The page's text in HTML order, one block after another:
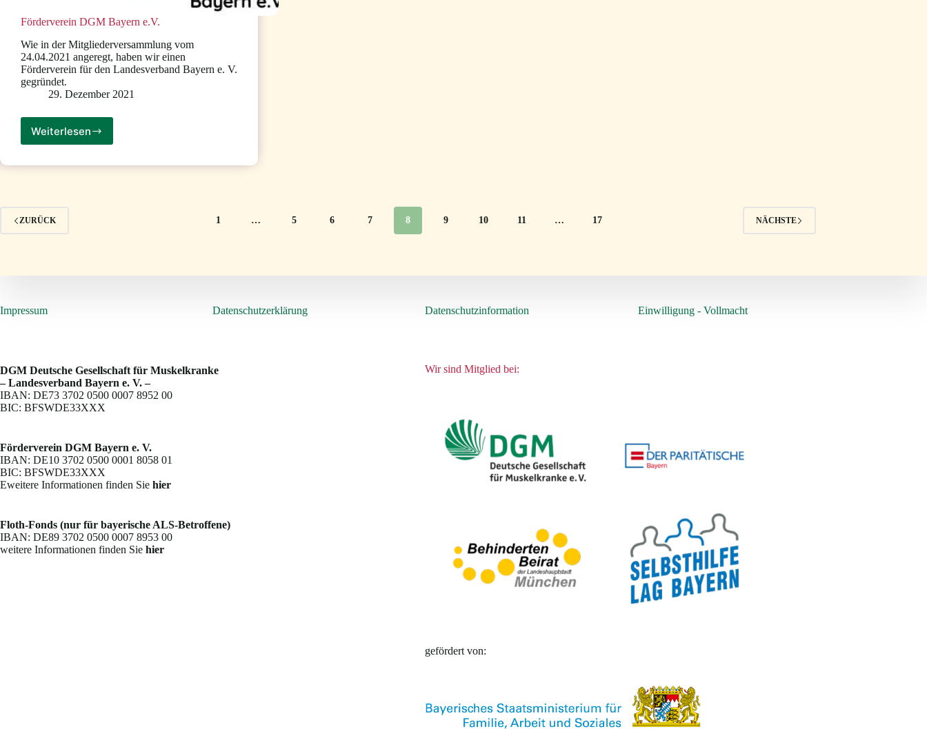
Förderverein DGM Bayern e.V.
Wie in der Mitgliederversammlung vom
24.04.2021 angeregt, haben wir einen
Förderverein für den Landesverband Bayern e. V.
gegründet.
29. Dezember 2021
WeiterlesenFörderverein
Bayern
ZURÜCK 1 … 5 6 7 8 9 10 11 … 17 NÄCHSTE
Impressum Datenschutzerklärung Datenschutzinformation Einwilligung - Vollmacht
DGM Deutsche Gesellschaft für Muskelkranke
– Landesverband Bayern e. V. –
IBAN: DE73 3702 0500 0007 8952 00
BIC: BFSWDE33XXX
Förderverein DGM Bayern e. V.
IBAN: DE10 3702 0500 0001 8058 01
BIC: BFSWDE33XXX
Eweitere Informationen finden Sie hier
Floth-Fonds (nur für bayerische ALS-Betroffene)
IBAN: DE89 3702 0500 0007 8953 00
weitere Informationen finden Sie hier
Wir sind Mitglied bei:
gefördert von: